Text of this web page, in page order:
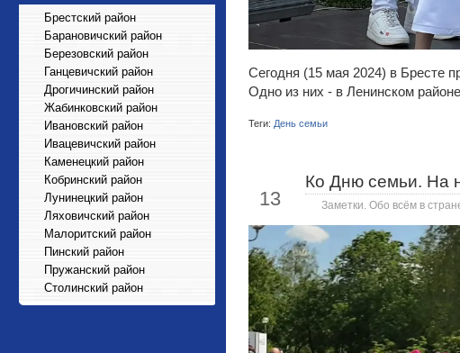
Брестский район
Барановичский район
Березовский район
Ганцевичский район
Дрогичинский район
Жабинковский район
Ивановский район
Ивацевичский район
Каменецкий район
Кобринский район
Лунинецкий район
Ляховичский район
Малоритский район
Пинский район
Пружанский район
Столинский район
Сегодня (15 мая 2024) в Бресте
Одно из них - в Ленинском
Теги: День семьи
13
Ко Дню семьи. На
Заметки. Обо всём в